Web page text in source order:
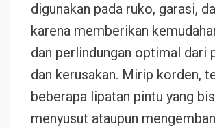
digunakan pada ruko, garasi,
karena memberikan
dan perlindungan optimal dari
dan kerusakan. Mirip korden,
beberapa lipatan pintu yang
menyusut ataupun